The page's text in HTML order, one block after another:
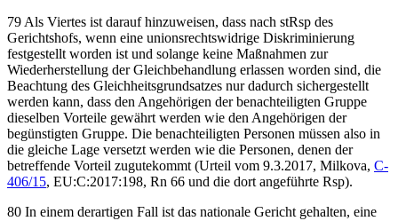
79 Als Viertes ist darauf hinzuweisen, dass nach stRsp des
Gerichtshofs, wenn eine unionsrechtswidrige Diskriminierung
festgestellt worden ist und solange keine Maßnahmen zur
Wiederherstellung der Gleichbehandlung erlassen worden sind, die
Beachtung des Gleichheitsgrundsatzes nur dadurch sichergestellt
werden kann, dass den Angehörigen der benachteiligten Gruppe
dieselben Vorteile gewährt werden wie den Angehörigen der
begünstigten Gruppe. Die benachteiligten Personen müssen also in
die gleiche Lage versetzt werden wie die Personen, denen der
betreffende Vorteil zugutekommt (Urteil vom 9.3.2017, Milkova, C-
406/15, EU:C:2017:198, Rn 66 und die dort angeführte Rsp).
80 In einem derartigen Fall ist das nationale Gericht gehalten, eine